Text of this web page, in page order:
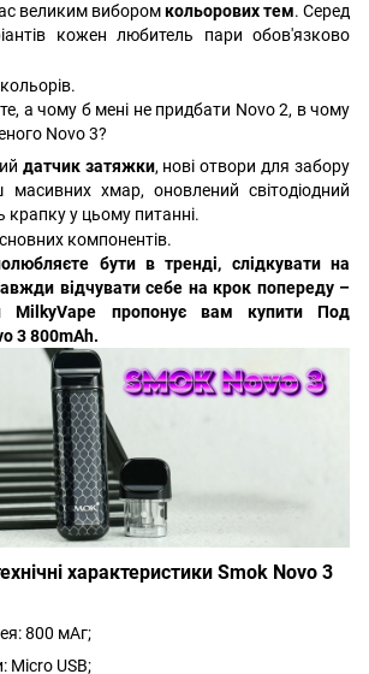
великим виборомкольорових тем. Серед
кожен любитель пари обов'язково
а чому б мені не придбати Novo 2, в чому
Novo 3?
датчик затяжки, нові отвори для забору
масивних хмар, оновлений світодіодний
крапку у цьому питанні.
бути в тренді, слідкувати на
відчувати себе на крок попереду –
MilkyVape пропонує вам купити Под
3 800mAh.
характеристики Smok Novo 3
800 мАг;
Micro USB;